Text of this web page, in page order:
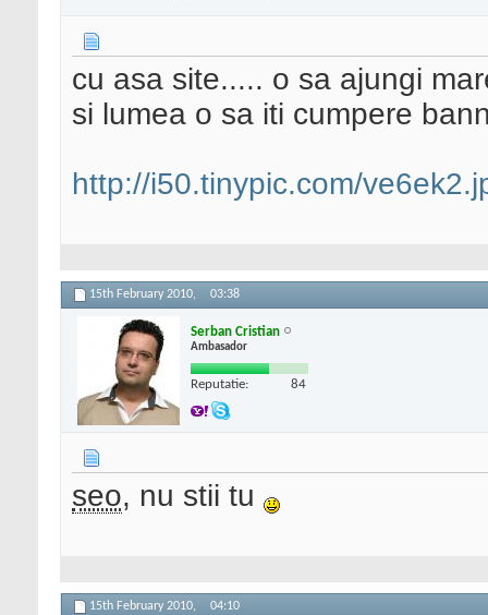
cu asa site..... o sa ajungi
si lumea o sa iti cumpere
http://i50.tinypic.com/
15th February 2010, 03:38
Serban Cristian
Ambasador
Reputatie: 84
seo, nu stii tu
15th February 2010, 04:10